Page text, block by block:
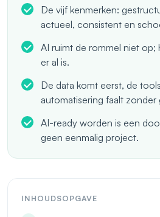
De vijf kenmerken:
actueel, consistent en
AI ruimt de rommel niet
er al is.
De data komt eerst, de
automatisering faalt
AI-ready worden is een
geen eenmalig project.
INHOUDSOPGAVE